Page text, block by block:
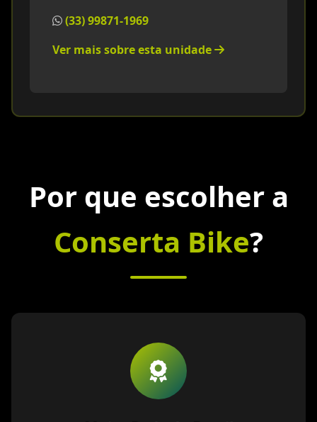
(33) 99871-1969
Ver mais sobre esta unidade
Por que escolher a
Conserta Bike?